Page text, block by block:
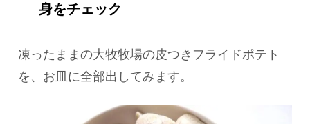
身をチェック
凍ったままの大牧牧場の皮つきフライドポテト
を、お皿に全部出してみます。